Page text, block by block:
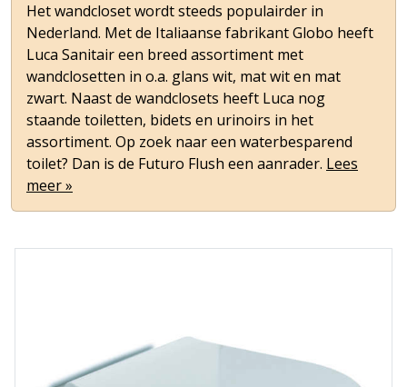
Het wandcloset wordt steeds populairder in
Nederland. Met de Italiaanse fabrikant Globo heeft
Luca Sanitair een breed assortiment met
wandclosetten in o.a. glans wit, mat wit en mat
zwart. Naast de wandclosets heeft Luca nog
staande toiletten, bidets en urinoirs in het
assortiment. Op zoek naar een waterbesparend
toilet? Dan is de Futuro Flush een aanrader. Lees
meer »